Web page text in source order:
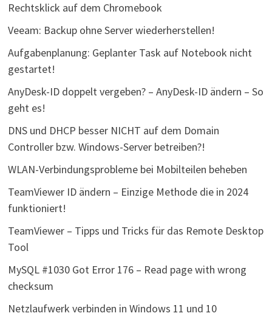
Rechtsklick auf dem Chromebook
Veeam: Backup ohne Server wiederherstellen!
Aufgabenplanung: Geplanter Task auf Notebook nicht
gestartet!
AnyDesk-ID doppelt vergeben? – AnyDesk-ID ändern – So
geht es!
DNS und DHCP besser NICHT auf dem Domain
Controller bzw. Windows-Server betreiben?!
WLAN-Verbindungsprobleme bei Mobilteilen beheben
TeamViewer ID ändern – Einzige Methode die in 2024
funktioniert!
TeamViewer – Tipps und Tricks für das Remote Desktop
Tool
MySQL #1030 Got Error 176 – Read page with wrong
checksum
Netzlaufwerk verbinden in Windows 11 und 10